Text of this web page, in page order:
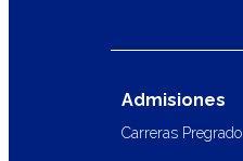
Admisiones
Carreras Pregrado